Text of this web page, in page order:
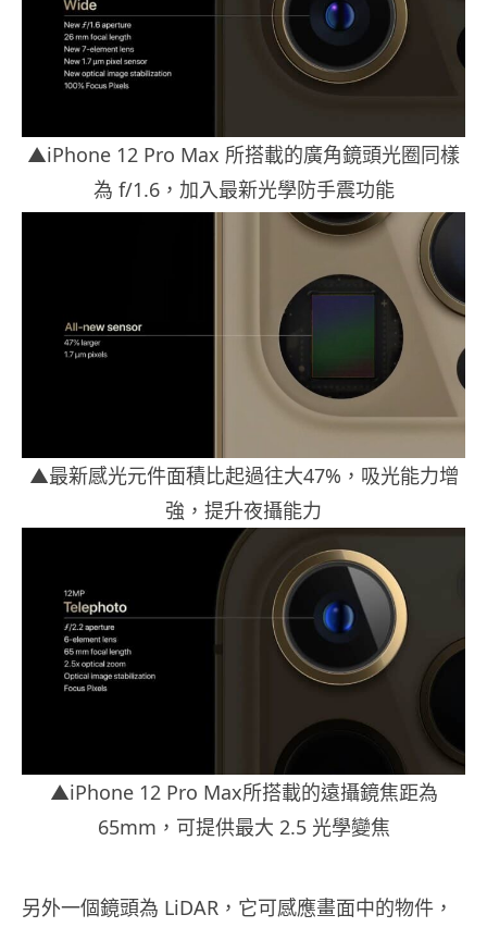
▲iPhone 12 Pro Max 所搭載的廣角鏡頭光圈同樣
為 f/1.6，加入最新光學防手震功能
▲最新感光元件面積比起過往大47%，吸光能力增
強，提升夜攝能力
▲iPhone 12 Pro Max所搭載的遠攝鏡焦距為
65mm，可提供最大 2.5 光學變焦
另外一個鏡頭為 LiDAR，它可感應畫面中的物件，